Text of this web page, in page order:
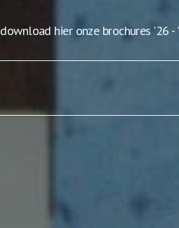
download hier onze brochures '26 -